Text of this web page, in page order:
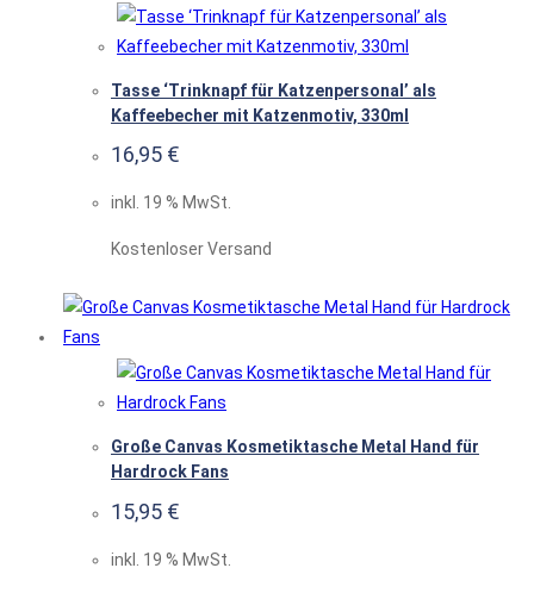
Tasse ‘Trinknapf für Katzenpersonal’ als
Kaffeebecher mit Katzenmotiv, 330ml
16,95 €
inkl. 19 % MwSt.
Kostenloser Versand
Große Canvas Kosmetiktasche Metal Hand für
Hardrock Fans
15,95 €
inkl. 19 % MwSt.